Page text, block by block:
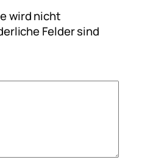
wird nicht
Felder sind